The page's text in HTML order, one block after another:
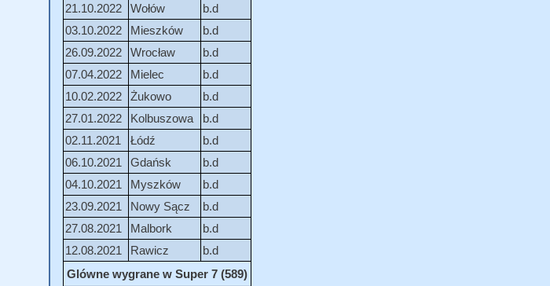
21.10.2022
Wołów
b.d
03.10.2022
Mieszków
b.d
26.09.2022
Wrocław
b.d
07.04.2022
Mielec
b.d
10.02.2022
Żukowo
b.d
27.01.2022
Kolbuszowa
b.d
02.11.2021
Łódź
b.d
06.10.2021
Gdańsk
b.d
04.10.2021
Myszków
b.d
23.09.2021
Nowy Sącz
b.d
27.08.2021
Malbork
b.d
12.08.2021
Rawicz
b.d
Glówne wygrane w Super 7 (589)